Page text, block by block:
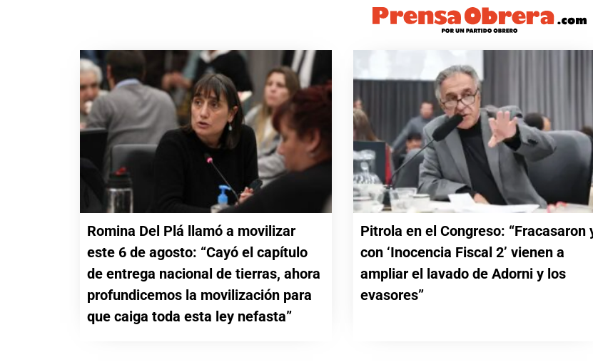
Romina Del Plá llamó a movilizar
este 6 de agosto: “Cayó el capítulo
de entrega nacional de tierras, ahora
profundicemos la movilización para
que caiga toda esta ley nefasta”
Pitrola en el Congreso: “Fracasaron
con ‘Inocencia Fiscal 2’ vienen a
ampliar el lavado de Adorni y los
evasores”